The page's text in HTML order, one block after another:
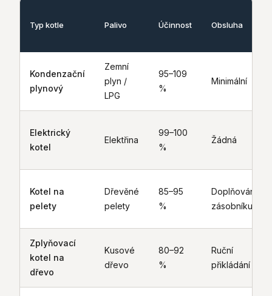
Typ kotle Palivo Účinnost Obsluha
Kondenzační
plynový
Zemní
plyn /
LPG
95–109
%
Minimální
Elektrický
kotel
Elektřina
99–100
%
Žádná
Kotel na
pelety
Dřevěné
pelety
85–95
%
Doplňování
zásobníku
Zplyňovací
kotel na
dřevo
Kusové
dřevo
80–92
%
Ruční
přikládání